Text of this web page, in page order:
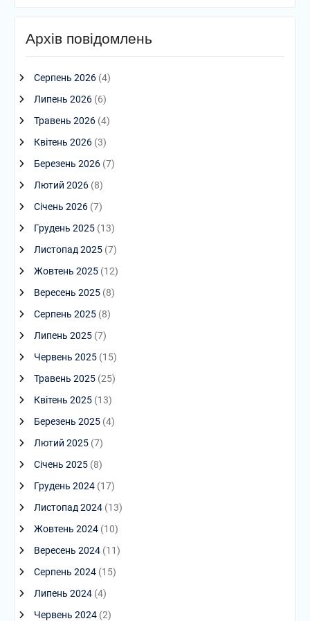
Архів повідомлень
Серпень 2026(4)
Липень 2026(6)
Травень 2026(4)
Квітень 2026(3)
Березень 2026(7)
Лютий 2026(8)
Січень 2026(7)
Грудень 2025(13)
Листопад 2025(7)
Жовтень 2025(12)
Вересень 2025(8)
Серпень 2025(8)
Липень 2025(7)
Червень 2025(15)
Травень 2025(25)
Квітень 2025(13)
Березень 2025(4)
Лютий 2025(7)
Січень 2025(8)
Грудень 2024(17)
Листопад 2024(13)
Жовтень 2024(10)
Вересень 2024(11)
Серпень 2024(15)
Липень 2024(4)
Червень 2024(2)